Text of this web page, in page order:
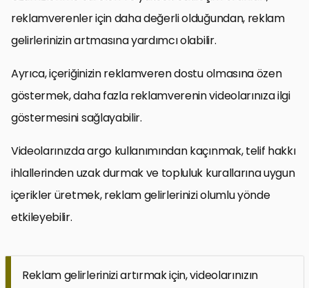
reklamverenler için daha değerli olduğundan, reklam
gelirlerinizin artmasına yardımcı olabilir.
Ayrıca, içeriğinizin reklamveren dostu olmasına özen
göstermek, daha fazla reklamverenin videolarınıza ilgi
göstermesini sağlayabilir.
Videolarınızda argo kullanımından kaçınmak, telif hakkı
ihlallerinden uzak durmak ve topluluk kurallarına uygun
içerikler üretmek, reklam gelirlerinizi olumlu yönde
etkileyebilir.
Reklam gelirlerinizi artırmak için, videolarınızın